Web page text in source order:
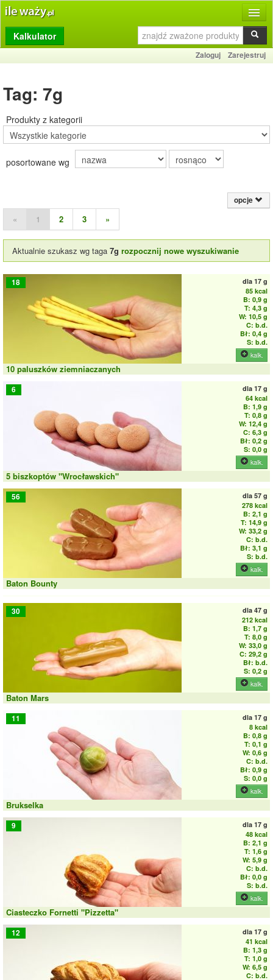
Produkty
Dziennik
Przelicznik
Porady
Słownik
Kontakt
Kalkulator
Zaloguj Zarejestruj
Tag: 7g
Produkty z kategorii
posortowane wg
opcje
« 1 2 3 »
Aktualnie szukasz wg taga 7g rozpocznij nowe wyszukiwanie
18 dla 17 g
85 kcal
B: 0,9 g
T: 4,3 g
W: 10,5 g
C: b.d.
Bł: 0,4 g
S: b.d.
kalk.
10 paluszków ziemniaczanych
6 dla 17 g
64 kcal
B: 1,9 g
T: 0,8 g
W: 12,4 g
C: 6,3 g
Bł: 0,2 g
S: 0,0 g
kalk.
5 biszkoptów "Wrocławskich"
56 dla 57 g
278 kcal
B: 2,1 g
T: 14,9 g
W: 33,2 g
C: b.d.
Bł: 3,1 g
S: b.d.
kalk.
Baton Bounty
30 dla 47 g
212 kcal
B: 1,7 g
T: 8,0 g
W: 33,0 g
C: 29,2 g
Bł: b.d.
S: 0,2 g
kalk.
Baton Mars
11 dla 17 g
8 kcal
B: 0,8 g
T: 0,1 g
W: 0,6 g
C: b.d.
Bł: 0,9 g
S: 0,0 g
kalk.
Brukselka
9 dla 17 g
48 kcal
B: 2,1 g
T: 1,6 g
W: 5,9 g
C: b.d.
Bł: 0,0 g
S: b.d.
kalk.
Ciasteczko Fornetti "Pizzetta"
12 dla 17 g
41 kcal
B: 1,3 g
T: 1,0 g
W: 6,5 g
C: b.d.